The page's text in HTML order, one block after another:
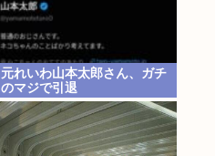
元れいわ山本太郎さん、ガチ
のマジで引退